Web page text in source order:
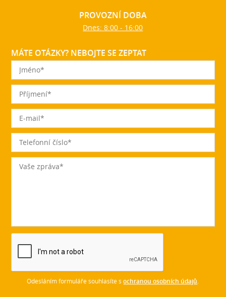
PROVOZNÍ DOBA
Dnes: 8:00 - 16:00
MÁTE OTÁZKY? NEBOJTE SE ZEPTAT
Odesláním formuláře souhlasíte sochranou osobních údajů